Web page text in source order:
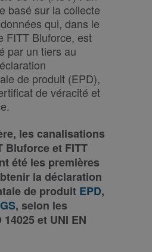
basé sur la collecte
qui, dans le
FITT Bluforce, est
par un tiers au
de produit (EPD),
de véracité et
les canalisations
Bluforce et FITT
été les premières
la déclaration
de produit EPD,
, selon les
et UNI EN